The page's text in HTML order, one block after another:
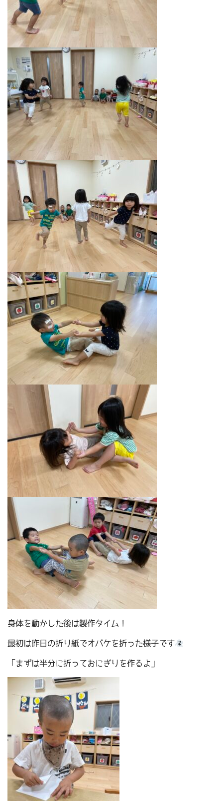
身体を動かした後は製作タイム！
最初は昨日の折り紙でオバケを折った様子です
「まずは半分に折っておにぎりを作るよ」